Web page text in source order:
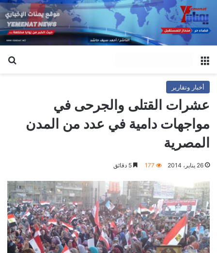
أخبار وتقارير
عشرات القتلى والجرحى في
مواجهات دامية في عدد من المدن
المصرية
26 يناير، 2014 177